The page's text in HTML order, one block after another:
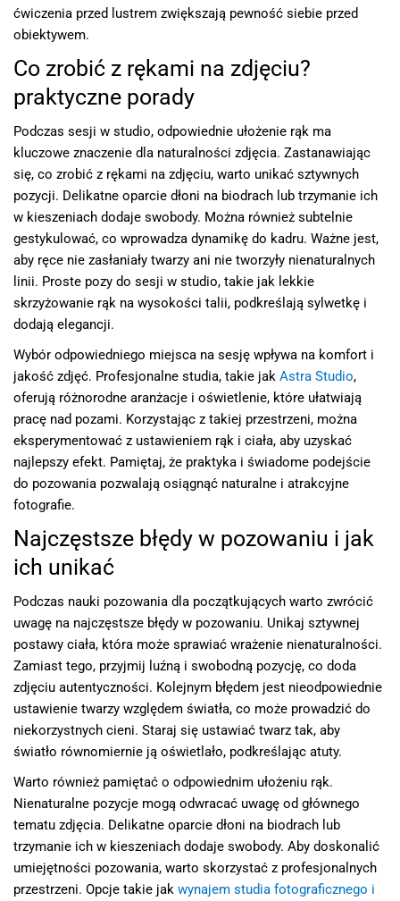
ćwiczenia przed lustrem zwiększają pewność siebie przed
obiektywem.
Co zrobić z rękami na zdjęciu?
praktyczne porady
Podczas sesji w studio, odpowiednie ułożenie rąk ma
kluczowe znaczenie dla naturalności zdjęcia. Zastanawiając
się, co zrobić z rękami na zdjęciu, warto unikać sztywnych
pozycji. Delikatne oparcie dłoni na biodrach lub trzymanie ich
w kieszeniach dodaje swobody. Można również subtelnie
gestykulować, co wprowadza dynamikę do kadru. Ważne jest,
aby ręce nie zasłaniały twarzy ani nie tworzyły nienaturalnych
linii. Proste pozy do sesji w studio, takie jak lekkie
skrzyżowanie rąk na wysokości talii, podkreślają sylwetkę i
dodają elegancji.
Wybór odpowiedniego miejsca na sesję wpływa na komfort i
jakość zdjęć. Profesjonalne studia, takie jak Astra Studio,
oferują różnorodne aranżacje i oświetlenie, które ułatwiają
pracę nad pozami. Korzystając z takiej przestrzeni, można
eksperymentować z ustawieniem rąk i ciała, aby uzyskać
najlepszy efekt. Pamiętaj, że praktyka i świadome podejście
do pozowania pozwalają osiągnąć naturalne i atrakcyjne
fotografie.
Najczęstsze błędy w pozowaniu i jak
ich unikać
Podczas nauki pozowania dla początkujących warto zwrócić
uwagę na najczęstsze błędy w pozowaniu. Unikaj sztywnej
postawy ciała, która może sprawiać wrażenie nienaturalności.
Zamiast tego, przyjmij luźną i swobodną pozycję, co doda
zdjęciu autentyczności. Kolejnym błędem jest nieodpowiednie
ustawienie twarzy względem światła, co może prowadzić do
niekorzystnych cieni. Staraj się ustawiać twarz tak, aby
światło równomiernie ją oświetlało, podkreślając atuty.
Warto również pamiętać o odpowiednim ułożeniu rąk.
Nienaturalne pozycje mogą odwracać uwagę od głównego
tematu zdjęcia. Delikatne oparcie dłoni na biodrach lub
trzymanie ich w kieszeniach dodaje swobody. Aby doskonalić
umiejętności pozowania, warto skorzystać z profesjonalnych
przestrzeni. Opcje takie jak wynajem studia fotograficznego i